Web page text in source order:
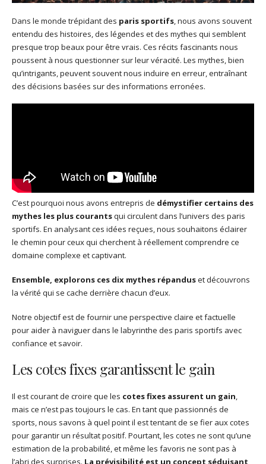
Dans le monde trépidant des paris sportifs, nous avons souvent
entendu des histoires, des légendes et des mythes qui semblent
presque trop beaux pour être vrais. Ces récits fascinants nous
poussent à nous questionner sur leur véracité. Les mythes, bien
qu’intrigants, peuvent souvent nous induire en erreur, entraînant
des décisions basées sur des informations erronées.
C’est pourquoi nous avons entrepris de démystifier certains des
mythes les plus courantsqui circulent dans l’univers des paris
sportifs. En analysant ces idées reçues, nous souhaitons éclairer
le chemin pour ceux qui cherchent à réellement comprendre ce
domaine complexe et captivant.
Ensemble, explorons ces dix mythes répanduset découvrons
la vérité qui se cache derrière chacun d’eux.
Notre objectif est de fournir une perspective claire et factuelle
pour aider à naviguer dans le labyrinthe des paris sportifs avec
confiance et savoir.
Les cotes fixes garantissent le gain
Il est courant de croire que les cotes fixes assurent un gain,
mais ce n’est pas toujours le cas. En tant que passionnés de
sports, nous savons à quel point il est tentant de se fier aux cotes
pour garantir un résultat positif. Pourtant, les cotes ne sont qu’une
estimation de la probabilité, et même les favoris ne sont pas à
l’abri des surprises. La prévisibilité est un concept séduisant